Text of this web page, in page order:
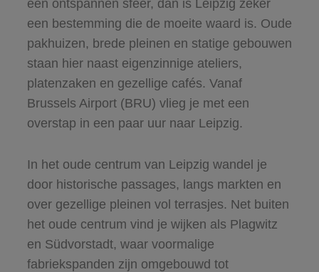
een ontspannen sfeer, dan is Leipzig zeker
een bestemming die de moeite waard is. Oude
pakhuizen, brede pleinen en statige gebouwen
staan hier naast eigenzinnige ateliers,
platenzaken en gezellige cafés. Vanaf
Brussels Airport (BRU) vlieg je met een
overstap in een paar uur naar Leipzig.
In het oude centrum van Leipzig wandel je
door historische passages, langs markten en
over gezellige pleinen vol terrasjes. Net buiten
het oude centrum vind je wijken als Plagwitz
en Südvorstadt, waar voormalige
fabriekspanden zijn omgebouwd tot